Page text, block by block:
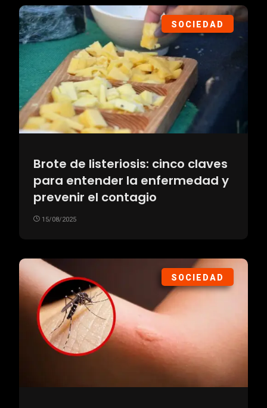
SOCIEDAD
Brote de listeriosis: cinco claves
para entender la enfermedad y
prevenir el contagio
15/08/2025
SOCIEDAD